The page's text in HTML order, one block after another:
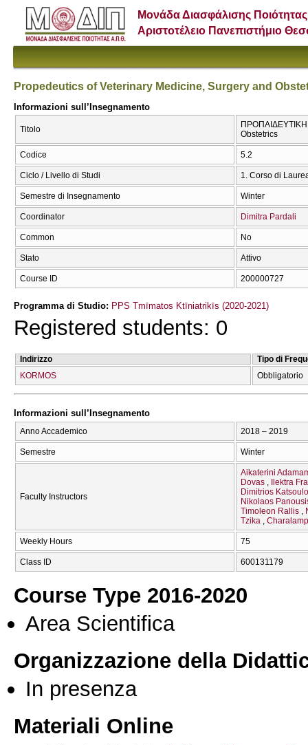
Μονάδα Διασφάλισης Ποιότητας
Αριστοτέλειο Πανεπιστήμιο
Propedeutics of Veterinary Medicine, Surgery and
Informazioni sull’Insegnamento
Titolo
ΠΡΟΠΑΙΔΕΥΤΙΚΗ
Obstetrics
Codice 5.2
Ciclo / Livello di Studi 1. Corso di
Semestre di Insegnamento Winter
Coordinator Dimitra Pardali
Common No
Stato Attivo
Course ID 200000727
Programma di Studio: PPS Tmīmatos Ktīniatrikīs (2020-2021)
Registered students: 0
Indirizzo
Tipo di
KORMOS
Obbligatorio
Informazioni sull’Insegnamento
Anno Accademico 2018 – 2019
Semestre Winter
Faculty Instructors
Aikaterini
Dovas
Ilektra
Dimitrios
Nikolaos
Timoleon Rallis
Tzika
Weekly Hours 75
Class ID 600131179
Course Type 2016-2020
Area Scientifica
Organizzazione della
In presenza
Materiali Online